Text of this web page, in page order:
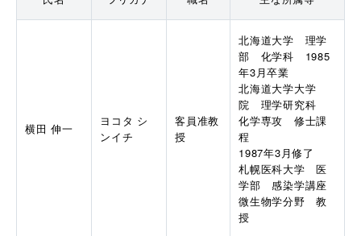
横田 伸一
ヨコタ シ
ンイチ
客員准教
授
北海道大学　理学
部　化学科　1985
年3月卒業
北海道大学大学
院　理学研究科
化学専攻　修士課
程
1987年3月修了
札幌医科大学　医
学部　感染学講座
微生物学分野　教
授